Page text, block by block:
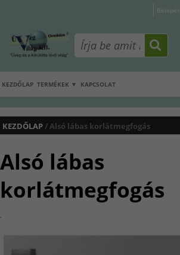
Belépés
KEZDŐLAP TERMÉKEK ▼ KAPCSOLAT
KEZDŐLAP/ Alsó lábas korlátmegfogás
Alsó lábas
korlátmegfogás
.